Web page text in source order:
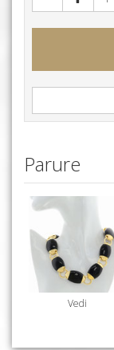
Parure
Vedi